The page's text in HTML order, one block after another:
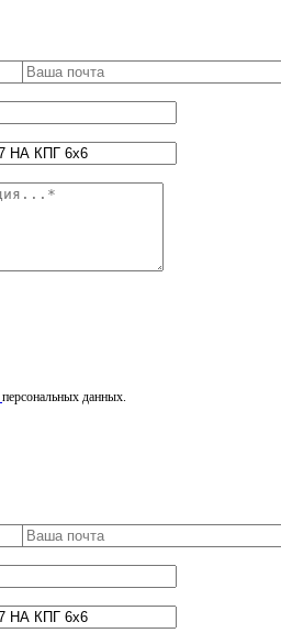
персональных данных.